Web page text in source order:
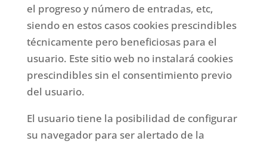
el progreso y número de entradas, etc,
siendo en estos casos cookies prescindibles
técnicamente pero beneficiosas para el
usuario. Este sitio web no instalará cookies
prescindibles sin el consentimiento previo
del usuario.
El usuario tiene la posibilidad de configurar
su navegador para ser alertado de la